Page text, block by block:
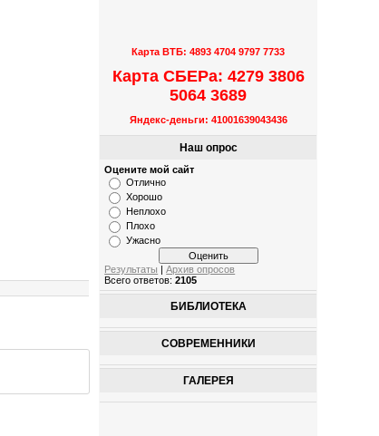
Карта ВТБ: 4893 4704 9797 7733
Карта СБЕРа: 4279 3806
5064 3689
Яндекс-деньги: 41001639043436
Наш опрос
Оцените мой сайт
Отлично
Хорошо
Неплохо
Плохо
Ужасно
Результаты |Архив опросов
Всего ответов:2105
БИБЛИОТЕКА
СОВРЕМЕННИКИ
ГАЛЕРЕЯ